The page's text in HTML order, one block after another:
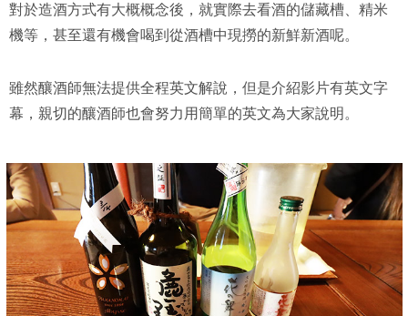
對於造酒方式有大概概念後，就實際去看酒的儲藏槽、精米
機等，甚至還有機會喝到從酒槽中現撈的新鮮新酒呢。
雖然釀酒師無法提供全程英文解說，但是介紹影片有英文字
幕，親切的釀酒師也會努力用簡單的英文為大家說明。